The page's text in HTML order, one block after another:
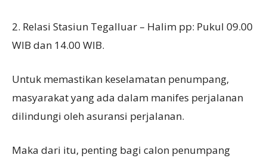
2. Relasi Stasiun Tegalluar – Halim pp: Pukul 09.00
WIB dan 14.00 WIB.
Untuk memastikan keselamatan penumpang,
masyarakat yang ada dalam manifes perjalanan
dilindungi oleh asuransi perjalanan.
Maka dari itu, penting bagi calon penumpang